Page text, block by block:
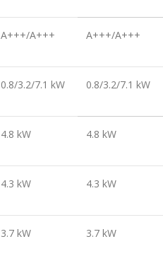
A+++/A+++ A+++/A+++
0.8/3.2/7.1 kW 0.8/3.2/7.1 kW
4.8 kW 4.8 kW
4.3 kW 4.3 kW
3.7 kW 3.7 kW